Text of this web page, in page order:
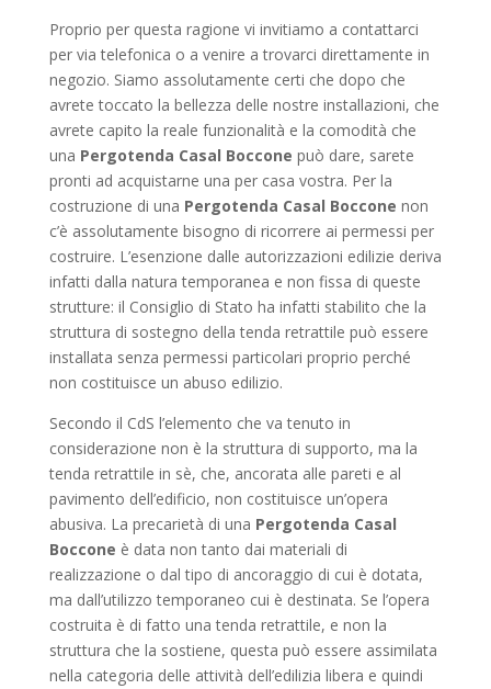
Proprio per questa ragione vi invitiamo a contattarci
per via telefonica o a venire a trovarci direttamente in
negozio. Siamo assolutamente certi che dopo che
avrete toccato la bellezza delle nostre installazioni, che
avrete capito la reale funzionalità e la comodità che
una Pergotenda Casal Boccone può dare, sarete
pronti ad acquistarne una per casa vostra. Per la
costruzione di una Pergotenda Casal Boccone non
c’è assolutamente bisogno di ricorrere ai permessi per
costruire. L’esenzione dalle autorizzazioni edilizie deriva
infatti dalla natura temporanea e non fissa di queste
strutture: il Consiglio di Stato ha infatti stabilito che la
struttura di sostegno della tenda retrattile può essere
installata senza permessi particolari proprio perché
non costituisce un abuso edilizio.
Secondo il CdS l’elemento che va tenuto in
considerazione non è la struttura di supporto, ma la
tenda retrattile in sè, che, ancorata alle pareti e al
pavimento dell’edificio, non costituisce un’opera
abusiva. La precarietà di una Pergotenda Casal
Boccone è data non tanto dai materiali di
realizzazione o dal tipo di ancoraggio di cui è dotata,
ma dall’utilizzo temporaneo cui è destinata. Se l’opera
costruita è di fatto una tenda retrattile, e non la
struttura che la sostiene, questa può essere assimilata
nella categoria delle attività dell’edilizia libera e quindi